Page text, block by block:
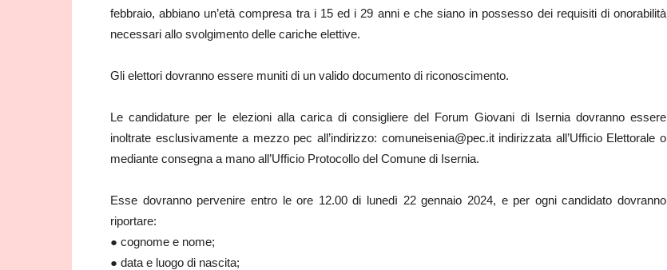
febbraio, abbiano un’età compresa tra i 15 ed i 29 anni e che siano in possesso dei requisiti di onorabilità
necessari allo svolgimento delle cariche elettive.
Gli elettori dovranno essere muniti di un valido documento di riconoscimento.
Le candidature per le elezioni alla carica di consigliere del Forum Giovani di Isernia dovranno essere
inoltrate esclusivamente a mezzo pec all’indirizzo: comuneisenia@pec.it indirizzata all’Ufficio Elettorale o
mediante consegna a mano all’Ufficio Protocollo del Comune di Isernia.
Esse dovranno pervenire entro le ore 12.00 di lunedì 22 gennaio 2024, e per ogni candidato dovranno
riportare:
● cognome e nome;
● data e luogo di nascita;